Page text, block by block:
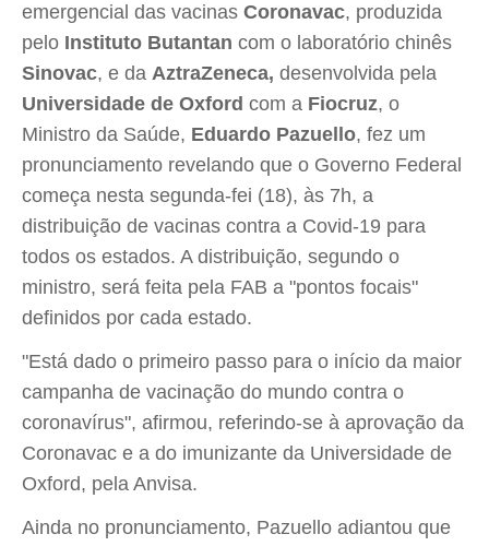
emergencial das vacinas Coronavac, produzida
pelo Instituto Butantan com o laboratório chinês
Sinovac, e da AztraZeneca, desenvolvida pela
Universidade de Oxford com a Fiocruz, o
Ministro da Saúde, Eduardo Pazuello, fez um
pronunciamento revelando que o Governo Federal
começa nesta segunda-fei (18), às 7h, a
distribuição de vacinas contra a Covid-19 para
todos os estados. A distribuição, segundo o
ministro, será feita pela FAB a "pontos focais"
definidos por cada estado.
"Está dado o primeiro passo para o início da maior
campanha de vacinação do mundo contra o
coronavírus", afirmou, referindo-se à aprovação da
Coronavac e a do imunizante da Universidade de
Oxford, pela Anvisa.
Ainda no pronunciamento, Pazuello adiantou que